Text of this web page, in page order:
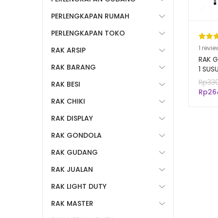
5.00
11
RAK
1
Rak
Rp
Rp
PERLENGKAPAN RUMAH
PERLENGKAPAN TOKO
RAK ARSIP
RAK BARANG
RAK BESI
RAK CHIKI
RAK DISPLAY
RAK GONDOLA
RAK GUDANG
RAK JUALAN
RAK LIGHT DUTY
RAK MASTER